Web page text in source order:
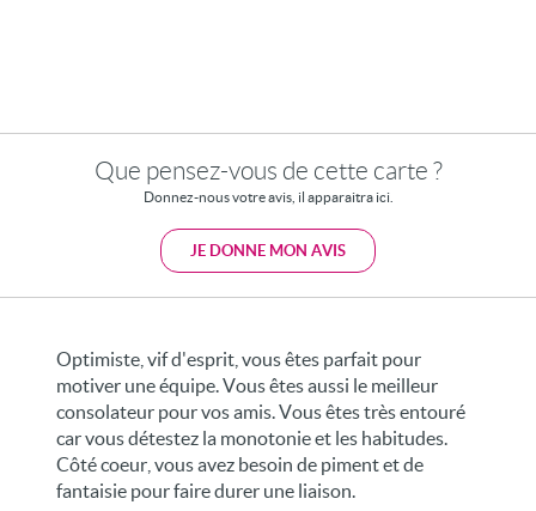
Que pensez-vous de cette carte ?
Donnez-nous votre avis, il apparaitra ici.
JE DONNE MON AVIS
Optimiste, vif d'esprit, vous êtes parfait pour
motiver une équipe. Vous êtes aussi le meilleur
consolateur pour vos amis. Vous êtes très entouré
car vous détestez la monotonie et les habitudes.
Côté coeur, vous avez besoin de piment et de
fantaisie pour faire durer une liaison.